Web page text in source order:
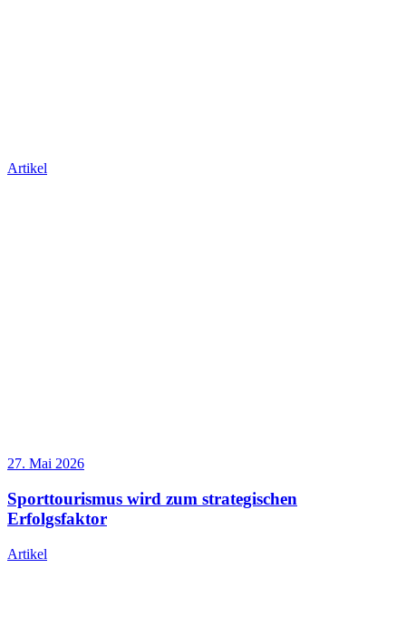
Artikel
27. Mai 2026
Sporttourismus wird zum strategischen
Erfolgsfaktor
Artikel